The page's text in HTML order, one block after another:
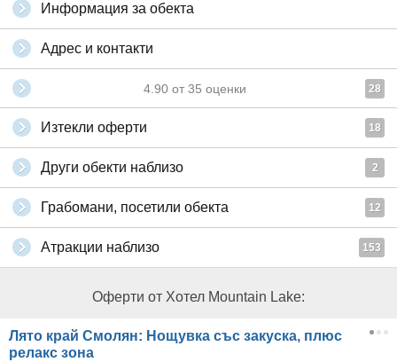
Информация за обекта
Адрес и контакти
4.90 от 35 оценки 28
Изтекли оферти 18
Други обекти наблизо 2
Грабомани, посетили обекта 12
Атракции наблизо 153
Оферти от Хотел Mountain Lake:
Лято край Смолян: Нощувка със закуска, плюс
релакс зона